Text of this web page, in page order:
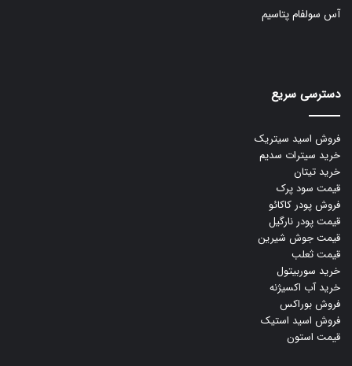
آس سولفام پتاسیم
دسترسی سریع
فروش اسید سیتریک
خرید سیترات سدیم
خرید تیتان
قیمت سود پرک
فروش پودر کاکائو
قیمت پودر نارگیل
قیمت جوش شیرین
قیمت ثعلب
خرید سوربیتول
خرید آب اکسیژنه
فروش بوراکس
فروش اسید استیک
قیمت استون